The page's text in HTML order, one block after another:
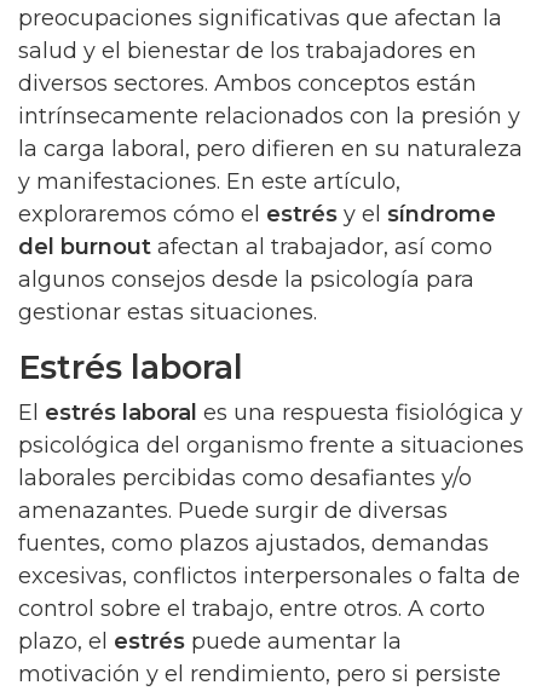
preocupaciones significativas que afectan la
salud y el bienestar de los trabajadores en
diversos sectores. Ambos conceptos están
intrínsecamente relacionados con la presión y
la carga laboral, pero difieren en su naturaleza
y manifestaciones. En este artículo,
exploraremos cómo el estrés y el síndrome
del burnout afectan al trabajador, así como
algunos consejos desde la psicología para
gestionar estas situaciones.
Estrés laboral
El estrés laboral es una respuesta fisiológica y
psicológica del organismo frente a situaciones
laborales percibidas como desafiantes y/o
amenazantes. Puede surgir de diversas
fuentes, como plazos ajustados, demandas
excesivas, conflictos interpersonales o falta de
control sobre el trabajo, entre otros. A corto
plazo, el estrés puede aumentar la
motivación y el rendimiento, pero si persiste